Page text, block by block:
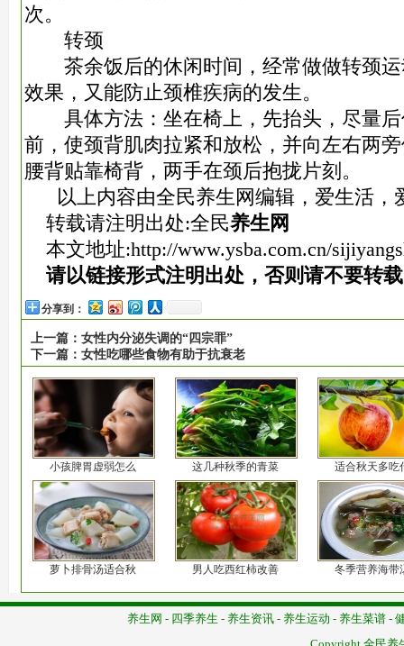
次。
转颈
茶余饭后的休闲时间，经常做做转颈运
效果，又能防止颈椎疾病的发生。
具体方法：坐在椅上，先抬头，尽量后
前，使颈背肌肉拉紧和放松，并向左右两
腰背贴靠椅背，两手在颈后抱拢片刻。
以上内容由全民养生网编辑，爱生活，
转载请注明出处:全民养生网
本文地址:http://www.ysba.com.cn/
请以链接形式注明出处，否则请不要转
分享到：
上一篇： 女性内分泌失调的“四宗罪”
下一篇： 女性吃哪些食物有助于抗衰老
小孩脾胃虚弱怎么 这几种秋季的青菜 适合秋天多吃
萝卜排骨汤适合秋 男人吃西红柿改善 冬季营养海带
养生网 - 四季养生 - 养生资讯 - 养生运动 - 养生菜谱 -